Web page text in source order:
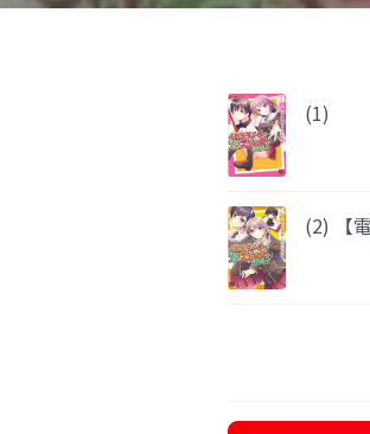
(1)
(2) 【